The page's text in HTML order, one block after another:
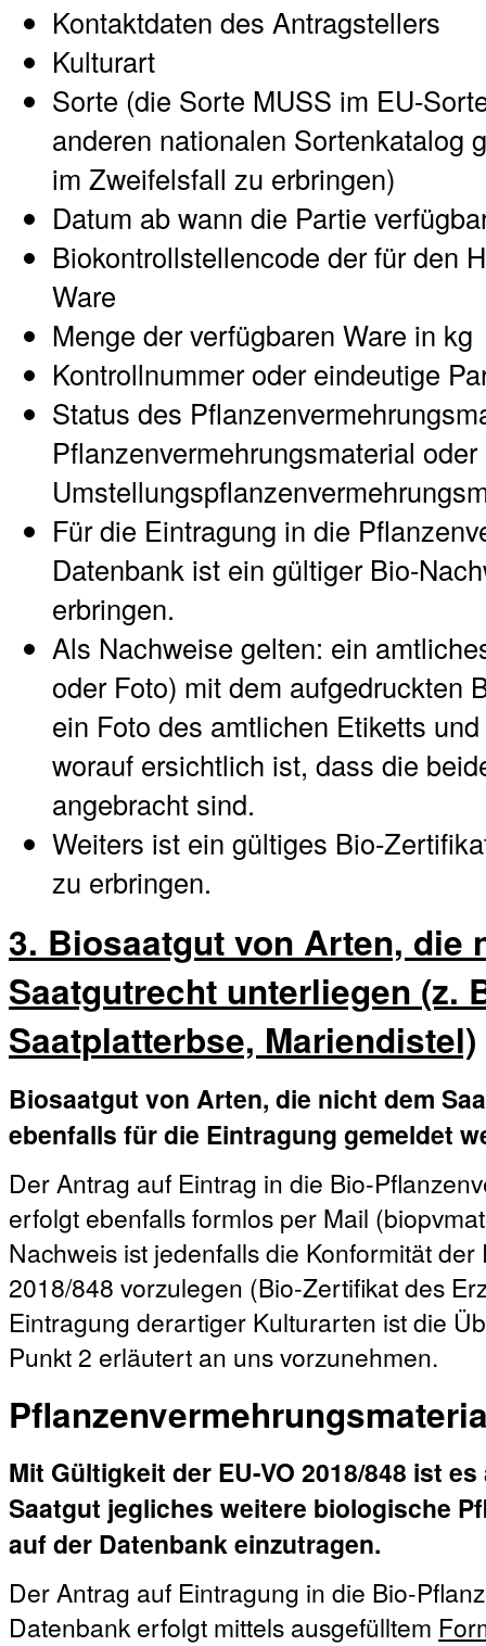
Kontaktdaten des Antragstellers
Kulturart
Sorte (die Sorte MUSS im EU-
anderen nationalen Sortenkatalog
im Zweifelsfall zu erbringen)
Datum ab wann die Partie
Biokontrollstellencode der für den
Ware
Menge der verfügbaren Ware in kg
Kontrollnummer oder eindeutige
Status des
Pflanzenvermehrungsmaterial oder
Für die Eintragung in die
Datenbank ist ein gültiger Bio-
erbringen.
Als Nachweise gelten: ein
oder Foto) mit dem aufgedruckten
ein Foto des amtlichen Etiketts
worauf ersichtlich ist, dass die
angebracht sind.
Weiters ist ein gültiges Bio-
zu erbringen.
3. Biosaatgut von Arten, die
Saatgutrecht unterliegen (z.
Saatplatterbse, Mariendistel)
Biosaatgut von Arten, die nicht dem
ebenfalls für die Eintragung gemeldet
Der Antrag auf Eintrag in die Bio-
erfolgt ebenfalls formlos per Mail
Nachweis ist jedenfalls die Konformität
2018/848 vorzulegen (Bio-Zertifikat des
Eintragung derartiger Kulturarten ist die
Punkt 2 erläutert an uns vorzunehmen.
Mit Gültigkeit der EU-VO 2018/848 ist
Saatgut jegliches weitere biologische
auf der Datenbank einzutragen.
Der Antrag auf Eintragung in die Bio-
Datenbank erfolgt mittels ausgefülltem